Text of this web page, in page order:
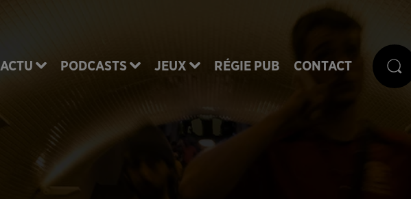
ACTU PODCASTS JEUX RÉGIE PUB CONTACT